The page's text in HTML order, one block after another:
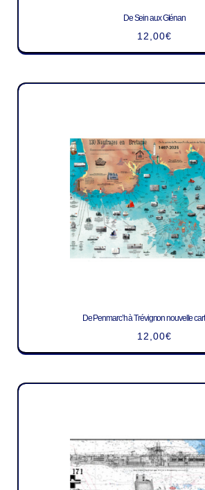
De Sein aux Glénan
12,00€
De Penmarc’h à Trévignon nouvelle
12,00€